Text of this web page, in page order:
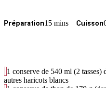
Préparation15 mins Cuisson
1 conserve de 540 ml (2
autres haricots blancs